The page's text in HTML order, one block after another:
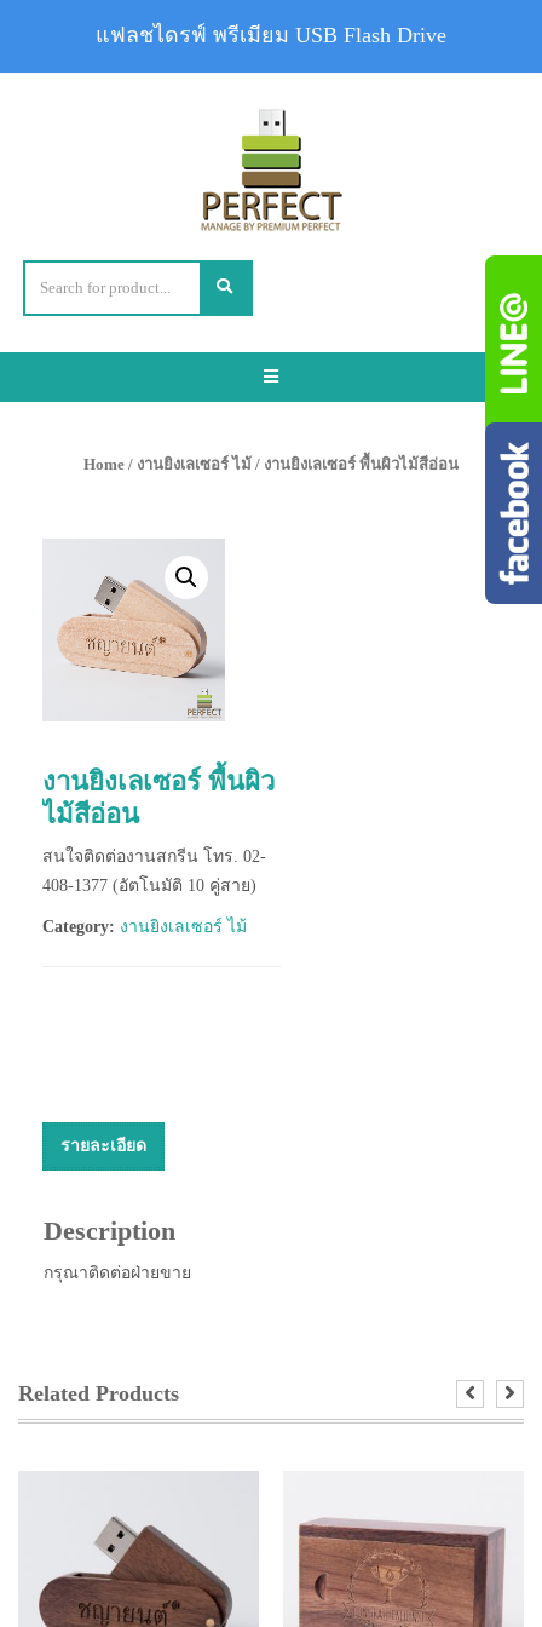
Toggle
Home / งานยิงเลเซอร์ ไม้ / งานยิงเลเซอร์ พื้นผิวไม้สีอ่อน
งานยิงเลเซอร์ พื้นผิว
ไม้สีอ่อน
สนใจติดต่องานสกรีน โทร. 02-
408-1377 (อัตโนมัติ 10 คู่สาย)
Category: งานยิงเลเซอร์ ไม้
รายละเอียด
Description
กรุณาติดต่อฝ่ายขาย
Related Products
แฟลชไดรฟ์ พรีเมียม USB Flash Drive